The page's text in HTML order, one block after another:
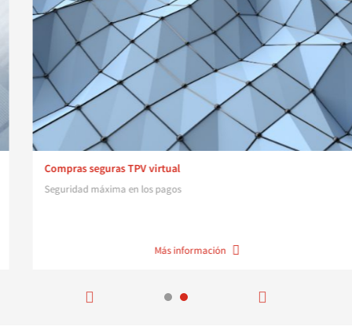
Compras seguras TPV virtual
Seguridad máxima en los pagos
Más información